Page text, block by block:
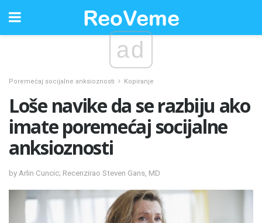
ad
Poremećaj socijalne anksioznosti Kopiranje
Loše navike da se razbiju ako
imate poremećaj socijalne
anksioznosti
by Arlin Cuncic; Recenzirao Steven Gans, MD